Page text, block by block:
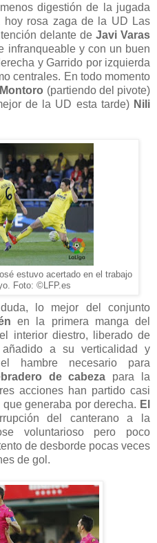
digestión de la jugada
hoy rosa zaga de la UD Las
delante deJavi Varas
infranqueable y con un buen
y Garrido por izquierda
centrales. En todo momento
Montoro (partiendo del pivote)
de la UD esta tarde) Nili
estuvo acertado en el trabajo
Foto: ©LFP.es
lo mejor del conjunto
en la primera manga del
interior diestro, liberado de
a su verticalidad y
hambre necesario para
de cabeza para la
acciones han partido casi
generaba por derecha. El
del canterano a la
voluntarioso pero poco
de desborde pocas veces
de gol.